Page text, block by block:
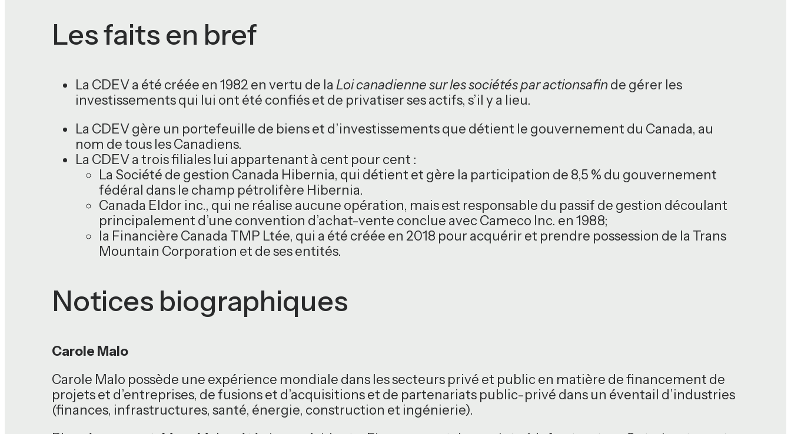
Les faits en bref
La CDEV a été créée en 1982 en vertu de laLoi canadienne sur les sociétés par actionsafinde gérer les
investissements qui lui ont été confiés et de privatiser ses actifs, s’il y a lieu.
La CDEV gère un portefeuille de biens et d’investissements que détient le gouvernement du Canada, au
nom de tous les Canadiens.
La CDEV a trois filiales lui appartenant à cent pour cent :
La Société de gestion Canada Hibernia, qui détient et gère la participation de 8,5 % du gouvernement
fédéral dans le champ pétrolifère Hibernia.
Canada Eldor inc., qui ne réalise aucune opération, mais est responsable du passif de gestion découlant
principalement d’une convention d’achat-vente conclue avec Cameco Inc. en 1988;
la Financière Canada TMP Ltée, qui a été créée en 2018 pour acquérir et prendre possession de la Trans
Mountain Corporation et de ses entités.
Notices biographiques
Carole Malo
Carole Malo possède une expérience mondiale dans les secteurs privé et public en matière de financement de
projets et d’entreprises, de fusions et d’acquisitions et de partenariats public-privé dans un éventail d’industries
(finances, infrastructures, santé, énergie, construction et ingénierie).